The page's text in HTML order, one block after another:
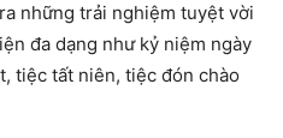
những trải nghiệm tuyệt vời
đa dạng như kỷ niệm ngày
tiệc tất niên, tiệc đón chào